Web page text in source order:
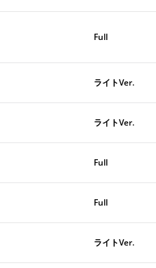
Full
ライトVer.
ライトVer.
Full
Full
ライトVer.